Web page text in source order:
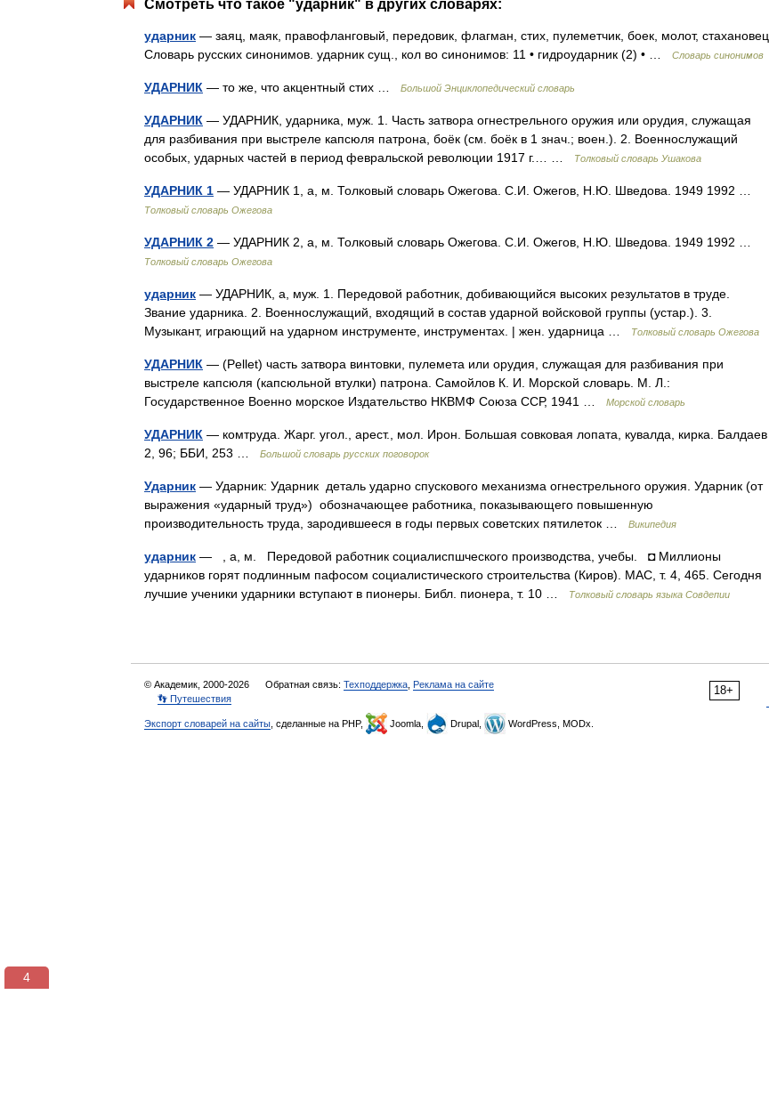
Смотреть что такое "ударник" в других словарях:
ударник — заяц, маяк, правофланговый, передовик, флагман, стих, пулеметчик, боек, молот, стахановец
Словарь русских синонимов. ударник сущ., кол во синонимов: 11 • гидроударник (2) • …
Словарь синонимов
УДАРНИК — то же, что акцентный стих … Большой Энциклопедический словарь
УДАРНИК — УДАРНИК, ударника, муж. 1. Часть затвора огнестрельного оружия или орудия, служащая
для разбивания при выстреле капсюля патрона, боёк (см. боёк в 1 знач.; воен.). 2. Военнослужащий
особых, ударных частей в период февральской революции 1917 г.… …
Толковый словарь Ушакова
УДАРНИК 1 — УДАРНИК 1, а, м. Толковый словарь Ожегова. С.И. Ожегов, Н.Ю. Шведова. 1949 1992 …
Толковый словарь Ожегова
УДАРНИК 2 — УДАРНИК 2, а, м. Толковый словарь Ожегова. С.И. Ожегов, Н.Ю. Шведова. 1949 1992 …
Толковый словарь Ожегова
ударник — УДАРНИК, а, муж. 1. Передовой работник, добивающийся высоких результатов в труде.
Звание ударника. 2. Военнослужащий, входящий в состав ударной войсковой группы (устар.). 3.
Музыкант, играющий на ударном инструменте, инструментах. | жен. ударница …
Толковый словарь Ожегова
УДАРНИК — (Pellet) часть затвора винтовки, пулемета или орудия, служащая для разбивания при
выстреле капсюля (капсюльной втулки) патрона. Самойлов К. И. Морской словарь. М. Л.:
Государственное Военно морское Издательство НКВМФ Союза ССР, 1941 …
Морской словарь
УДАРНИК — комтруда. Жарг. угол., арест., мол. Ирон. Большая совковая лопата, кувалда, кирка. Балдаев
2, 96; ББИ, 253 …
Большой словарь русских поговорок
Ударник — Ударник: Ударник деталь ударно спускового механизма огнестрельного оружия. Ударник (от
выражения «ударный труд») обозначающее работника, показывающего повышенную
производительность труда, зародившееся в годы первых советских пятилеток …
Википедия
ударник — , а, м. Передовой работник социалиспшческого производства, учебы. ◘ Миллионы
ударников горят подлинным пафосом социалистического строительства (Киров). МАС, т. 4, 465. Сегодня
лучшие ученики ударники вступают в пионеры. Библ. пионера, т. 10 …
Толковый словарь языка Совдепии
18+
© Академик, 2000-2026 Обратная связь: Техподдержка Реклама на сайте
👣 Путешествия
Экспорт словарей на сайты , сделанные на PHP, Joomla, Drupal, WordPress, MODx.
3